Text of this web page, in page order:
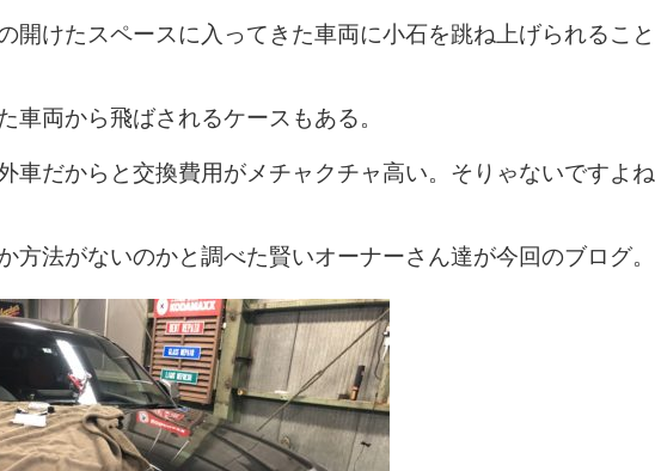
開けたスペースに入ってきた車両に小石を跳ね上げられること
車両から飛ばされるケースもある。
車だからと交換費用がメチャクチャ高い。そりゃないですよね
方法がないのかと調べた賢いオーナーさん達が今回のブログ。